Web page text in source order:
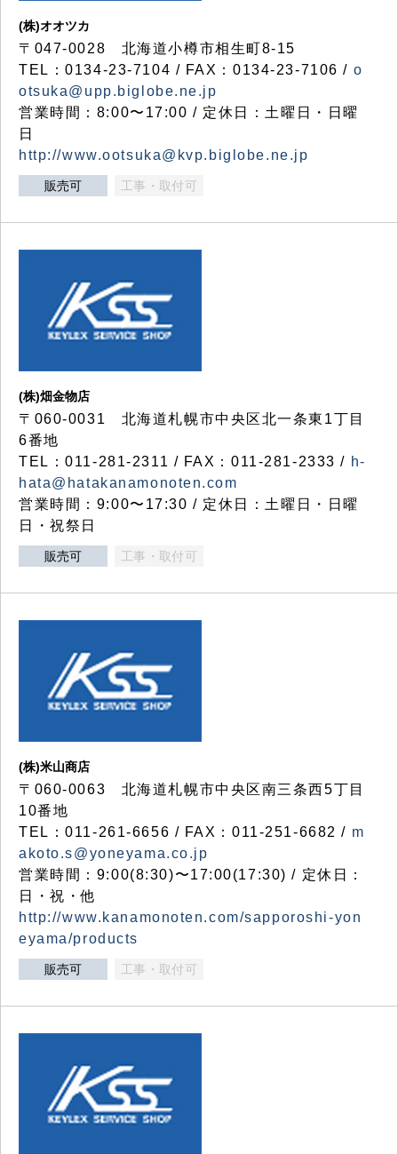
(株)オオツカ
〒047-0028 北海道小樽市相生町8-15
TEL：0134-23-7104 / FAX：0134-23-7106 / o
otsuka@upp.biglobe.ne.jp
営業時間：8:00〜17:00 / 定休日：土曜日・日曜
日
http://www.ootsuka@kvp.biglobe.ne.jp
販売可 工事・取付可
(株)畑金物店
〒060-0031 北海道札幌市中央区北一条東1丁目
6番地
TEL：011-281-2311 / FAX：011-281-2333 / h-
hata@hatakanamonoten.com
営業時間：9:00〜17:30 / 定休日：土曜日・日曜
日・祝祭日
販売可 工事・取付可
(株)米山商店
〒060-0063 北海道札幌市中央区南三条西5丁目
10番地
TEL：011-261-6656 / FAX：011-251-6682 / m
akoto.s@yoneyama.co.jp
営業時間：9:00(8:30)〜17:00(17:30) / 定休日：
日・祝・他
http://www.kanamonoten.com/sapporoshi-yon
eyama/products
販売可 工事・取付可